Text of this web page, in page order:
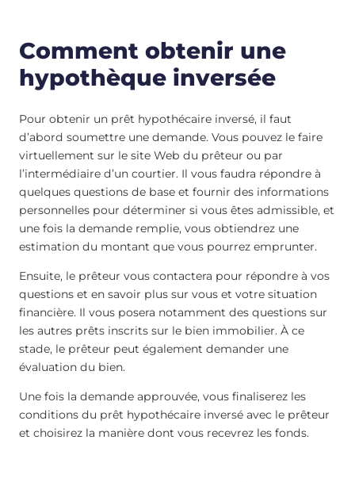
Comment obtenir une
hypothèque inversée
Pour obtenir un prêt hypothécaire inversé, il faut
d’abord soumettre une demande. Vous pouvez le faire
virtuellement sur le site Web du prêteur ou par
l’intermédiaire d’un courtier. Il vous faudra répondre à
quelques questions de base et fournir des informations
personnelles pour déterminer si vous êtes admissible, et
une fois la demande remplie, vous obtiendrez une
estimation du montant que vous pourrez emprunter.
Ensuite, le prêteur vous contactera pour répondre à vos
questions et en savoir plus sur vous et votre situation
financière. Il vous posera notamment des questions sur
les autres prêts inscrits sur le bien immobilier. À ce
stade, le prêteur peut également demander une
évaluation du bien.
Une fois la demande approuvée, vous finaliserez les
conditions du prêt hypothécaire inversé avec le prêteur
et choisirez la manière dont vous recevrez les fonds.